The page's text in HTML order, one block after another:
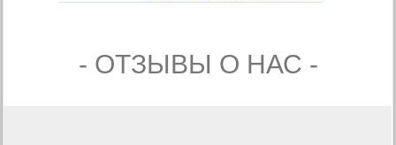
- ОТЗЫВЫ О НАС -